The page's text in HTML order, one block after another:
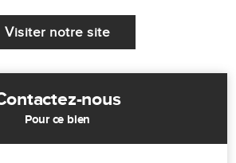
Visiter notre site
nous
Pour ce bien